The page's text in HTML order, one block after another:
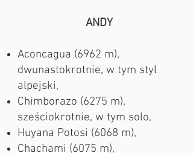
ANDY
Aconcagua (6962 m),
dwunastokrotnie, w tym styl
alpejski,
Chimborazo (6275 m),
sześciokrotnie, w tym solo,
Huyana Potosi (6068 m),
Chachami (6075 m),